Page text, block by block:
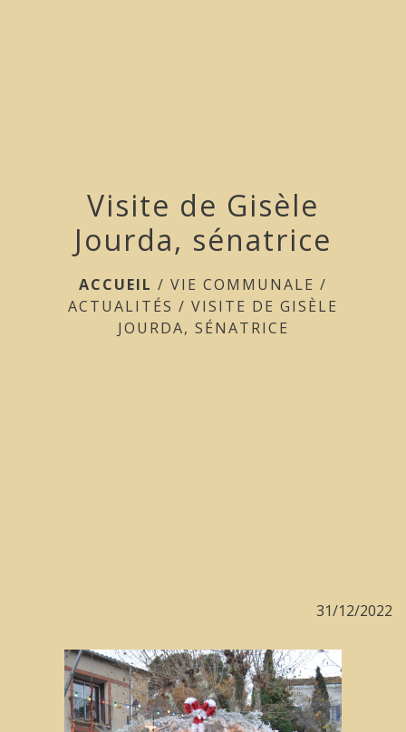
Visite de Gisèle
Jourda, sénatrice
ACCUEIL / VIE COMMUNALE /
ACTUALITÉS / VISITE DE GISÈLE
JOURDA, SÉNATRICE
31/12/2022